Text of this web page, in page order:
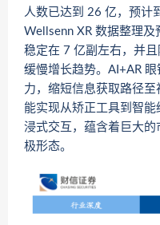
人数已达到 26 亿，预计
Wellsenn XR 数据整理
稳定在 7 亿副左右，并
缓慢增长趋势。AI+AR
力，缩短信息获取路径
能实现从矫正工具到智能
浸式交互，蕴含着巨大
极形态。